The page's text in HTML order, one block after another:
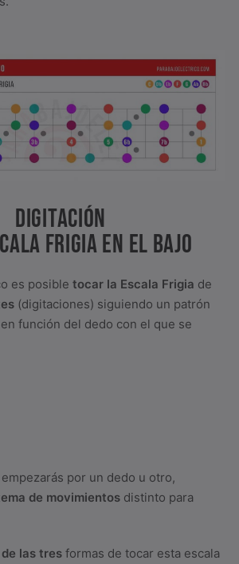
DIGITACIÓN
FRIGIA EN EL BAJO
es posible tocar la Escala Frigia de
(digitaciones) siguiendo un patrón
función del dedo con el que se
por un dedo u otro,
de movimientos distinto para
las tres formas de tocar esta escala